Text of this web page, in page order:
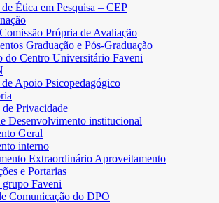
Ética em Pesquisa – CEP
Própria de Avaliação
Graduação e Pós-Graduação
do Centro Universitário Faveni
Apoio Psicopedagógico
Privacidade
Desenvolvimento institucional
Geral
interno
Extraordinário Aproveitamento
e Portarias
grupo Faveni
Comunicação do DPO